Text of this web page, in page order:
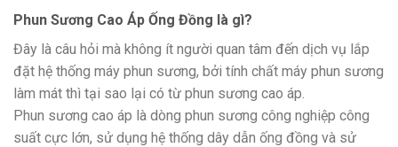
Phun Sương Cao Áp Ống Đồng là gì?
Đây là câu hỏi mà không ít người quan tâm đến dịch vụ lắp
đặt hệ thống máy phun sương, bởi tính chất máy phun sương
làm mát thì tại sao lại có từ phun sương cao áp.
Phun sương cao áp là dòng phun sương công nghiệp công
suất cực lớn, sử dụng hệ thống dây dẫn ống đồng và sử